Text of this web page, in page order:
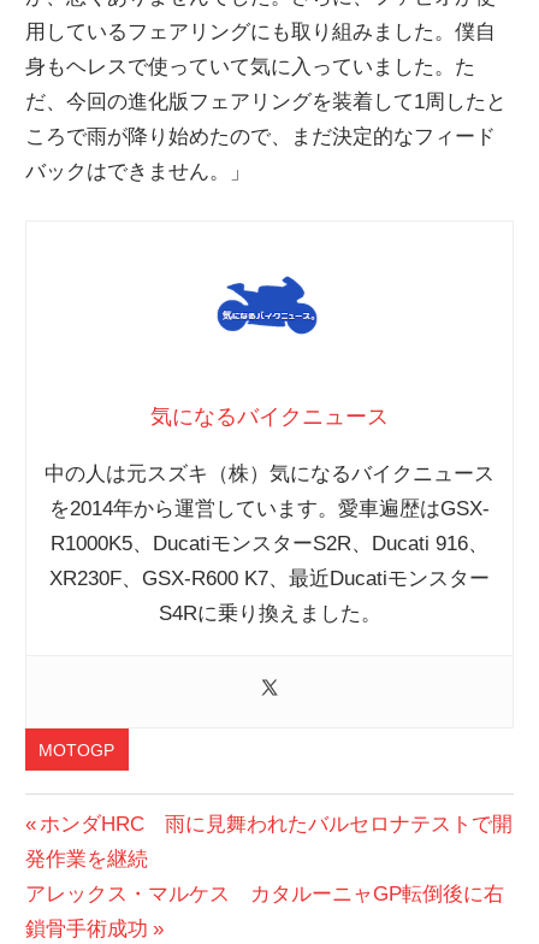
用しているフェアリングにも取り組みました。僕自
身もヘレスで使っていて気に入っていました。た
だ、今回の進化版フェアリングを装着して1周したと
ころで雨が降り始めたので、まだ決定的なフィード
バックはできません。」
気になるバイクニュース
中の人は元スズキ（株）気になるバイクニュース
を2014年から運営しています。愛車遍歴はGSX-
R1000K5、DucatiモンスターS2R、Ducati 916、
XR230F、GSX-R600 K7、最近Ducatiモンスター
S4Rに乗り換えました。
MOTOGP
投
稿
ナ
前
の
投
稿:
ホンダHRC 雨に見舞われたバルセロナテストで開
発作業を継続
次
の
アレックス・マルケス カタルーニャGP転倒後に右
鎖骨手術成功